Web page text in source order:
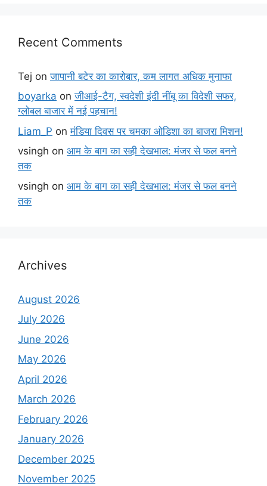
Recent Comments
Tej onजापानी बटेर का कारोबार, कम लागत अधिक मुनाफा
boyarka onजीआई-टैग, स्वदेशी इंदी नींबू का विदेशी सफर,
ग्लोबल बाजार में नई पहचान!
Liam_P onमंडिया दिवस पर चमका ओडिशा का बाजरा मिशन!
vsingh on आम के बाग का सही देखभाल: मंजर से फल बनने
तक
vsingh on आम के बाग का सही देखभाल: मंजर से फल बनने
तक
Archives
August 2026
July 2026
June 2026
May 2026
April 2026
March 2026
February 2026
January 2026
December 2025
November 2025